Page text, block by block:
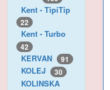
Kent - TipiTip
22
Kent - Turbo
42
KERVAN 91
KOLEJ 30
KOLINSKA